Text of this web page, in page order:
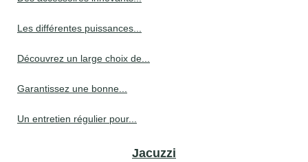
Les différentes puissances...
Découvrez un large choix de...
Garantissez une bonne...
Un entretien régulier pour...
Jacuzzi